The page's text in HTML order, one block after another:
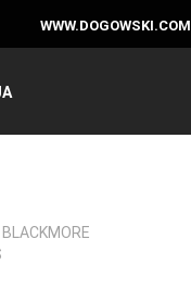
WWW.DOGOWSKI.COM